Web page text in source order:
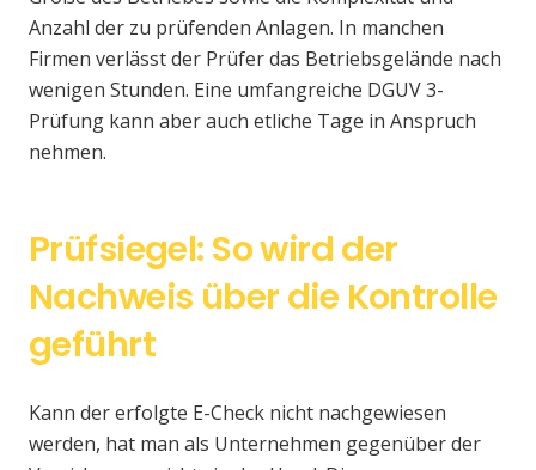
Anzahl der zu prüfenden Anlagen. In manchen
Firmen verlässt der Prüfer das Betriebsgelände nach
wenigen Stunden. Eine umfangreiche DGUV 3-
Prüfung kann aber auch etliche Tage in Anspruch
nehmen.
Prüfsiegel: So wird der
Nachweis über die Kontrolle
geführt
Kann der erfolgte E-Check nicht nachgewiesen
werden, hat man als Unternehmen gegenüber der